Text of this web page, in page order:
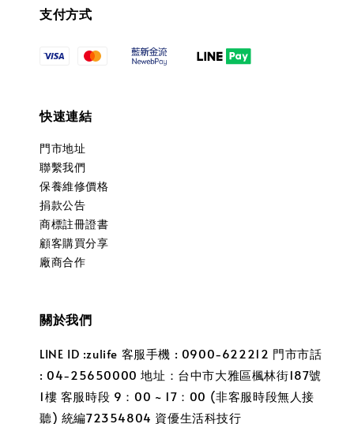
支付方式
快速連結
門市地址
聯繫我們
保養維修價格
捐款公告
商標註冊證書
顧客購買分享
廠商合作
關於我們
LINE ID :zulife 客服手機 : 0900-622212 門市市話
: 04-25650000 地址：台中市大雅區楓林街187號
1樓 客服時段 9：00 ~ 17：00 (非客服時段無人接
聽) 統編72354804 資優生活科技行